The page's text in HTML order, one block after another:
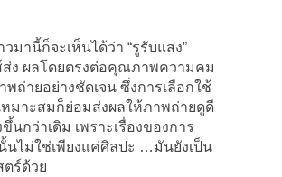
มานี้ก็จะเห็นได้ว่า “รูรับแสง”
ส่ง ผลโดยตรงต่อคุณภาพความคม
พถ่ายอย่างชัดเจน ซึ่งการเลือกใช้
หมาะสมก็ย่อมส่งผลให้ภาพถ่ายดูดี
นกว่าเดิม เพราะเรื่องของการ
นไม่ใช่เพียงแค่ศิลปะ …มันยังเป็น
ตร์ด้วย